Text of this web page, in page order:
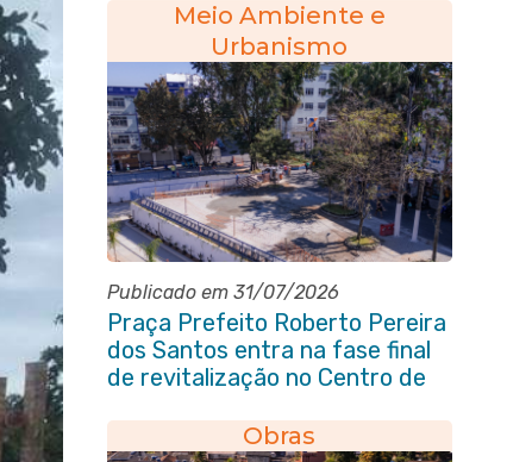
Meio Ambiente e
Urbanismo
Publicado em 31/07/2026
Praça Prefeito Roberto Pereira
dos Santos entra na fase final
de revitalização no Centro de
Obras